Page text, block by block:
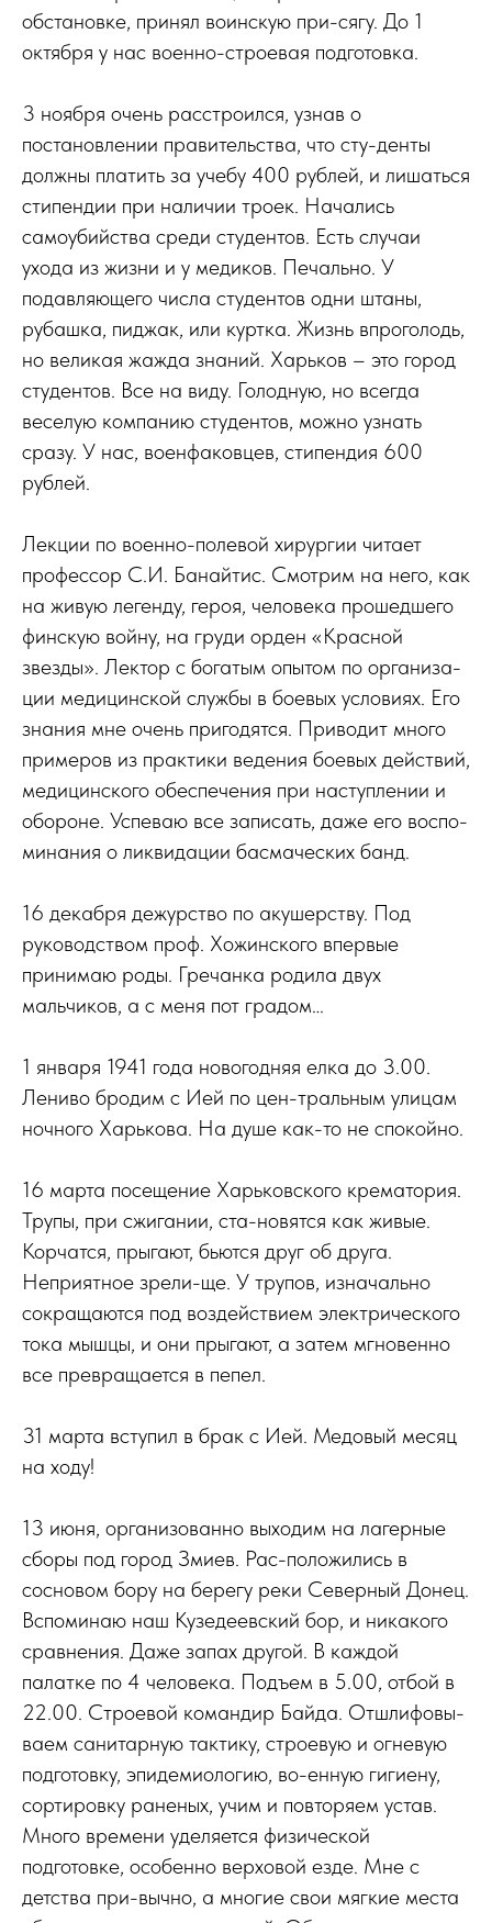
обстановке, принял воинскую при-сягу. До 1
октября у нас военно-строевая подготовка.
3 ноября очень расстроился, узнав о
постановлении правительства, что сту-денты
должны платить за учебу 400 рублей, и лишаться
стипендии при наличии троек. Начались
самоубийства среди студентов. Есть случаи
ухода из жизни и у медиков. Печально. У
подавляющего числа студентов одни штаны,
рубашка, пиджак, или куртка. Жизнь впроголодь,
но великая жажда знаний. Харьков – это город
студентов. Все на виду. Голодную, но всегда
веселую компанию студентов, можно узнать
сразу. У нас, военфаковцев, стипендия 600
рублей.
Лекции по военно-полевой хирургии читает
профессор С.И. Банайтис. Смотрим на него, как
на живую легенду, героя, человека прошедшего
финскую войну, на груди орден «Красной
звезды». Лектор с богатым опытом по организа-
ции медицинской службы в боевых условиях. Его
знания мне очень пригодятся. Приводит много
примеров из практики ведения боевых действий,
медицинского обеспечения при наступлении и
обороне. Успеваю все записать, даже его воспо-
минания о ликвидации басмаческих банд.
16 декабря дежурство по акушерству. Под
руководством проф. Хожинского впервые
принимаю роды. Гречанка родила двух
мальчиков, а с меня пот градом…
1 января 1941 года новогодняя елка до 3.00.
Лениво бродим с Ией по цен-тральным улицам
ночного Харькова. На душе как-то не спокойно.
16 марта посещение Харьковского крематория.
Трупы, при сжигании, ста-новятся как живые.
Корчатся, прыгают, бьются друг об друга.
Неприятное зрели-ще. У трупов, изначально
сокращаются под воздействием электрического
тока мышцы, и они прыгают, а затем мгновенно
все превращается в пепел.
31 марта вступил в брак с Ией. Медовый месяц
на ходу!
13 июня, организованно выходим на лагерные
сборы под город Змиев. Рас-положились в
сосновом бору на берегу реки Северный Донец.
Вспоминаю наш Кузедеевский бор, и никакого
сравнения. Даже запах другой. В каждой
палатке по 4 человека. Подъем в 5.00, отбой в
22.00. Строевой командир Байда. Отшлифовы-
ваем санитарную тактику, строевую и огневую
подготовку, эпидемиологию, во-енную гигиену,
сортировку раненых, учим и повторяем устав.
Много времени уделяется физической
подготовке, особенно верховой езде. Мне с
детства при-вычно, а многие свои мягкие места